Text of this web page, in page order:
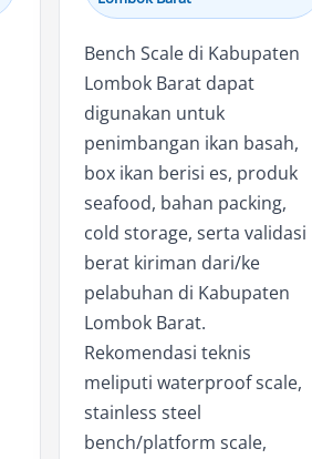
Bench Scale di Kabupaten
Lombok Barat dapat
digunakan untuk
penimbangan ikan basah,
box ikan berisi es, produk
seafood, bahan packing,
cold storage, serta validasi
berat kiriman dari/ke
pelabuhan di Kabupaten
Lombok Barat.
Rekomendasi teknis
meliputi waterproof scale,
stainless steel
bench/platform scale,